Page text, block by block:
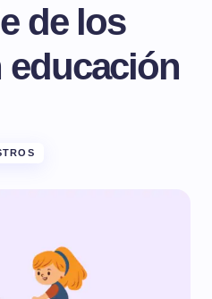
de los
educación